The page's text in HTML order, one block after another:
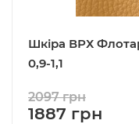
Шкіра ВРХ
0,9-1,1
1887 грн
2097 грн